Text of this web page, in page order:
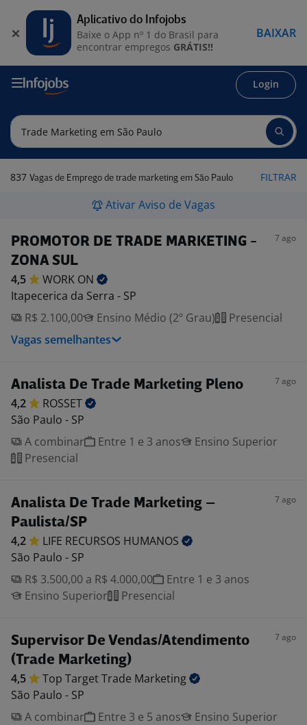
Login
837 Vagas de Emprego de trade marketing em São Paulo FILTRAR
Ativar Aviso de Vagas
PROMOTOR DE TRADE MARKETING -
ZONA SUL
7 ago
4,5 WORK ON
Itapecerica da Serra - SP
R$ 2.100,00
Ensino Médio (2º Grau)
Presencial
Vagas semelhantes
Analista De Trade Marketing Pleno 7 ago
4,2
ROSSET
São Paulo - SP
A combinar
Entre 1 e 3 anos
Ensino Superior
Presencial
Analista De Trade Marketing –
Paulista/SP
7 ago
4,2 LIFE RECURSOS HUMANOS
São Paulo - SP
R$ 3.500,00 a R$ 4.000,00
Entre 1 e 3 anos
Ensino Superior
Presencial
Supervisor De Vendas/Atendimento
(Trade Marketing)
7 ago
4,5 Top Target Trade Marketing
São Paulo - SP
A combinar
Entre 3 e 5 anos
Ensino Superior
Aplicativo do Infojobs
Baixe o App nº 1 do Brasil para
encontrar empregos GRÁTIS!!
BAIXAR